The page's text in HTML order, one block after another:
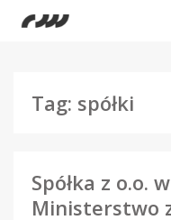
Tag: spółki
Spółka z o.o.
Ministerstwo